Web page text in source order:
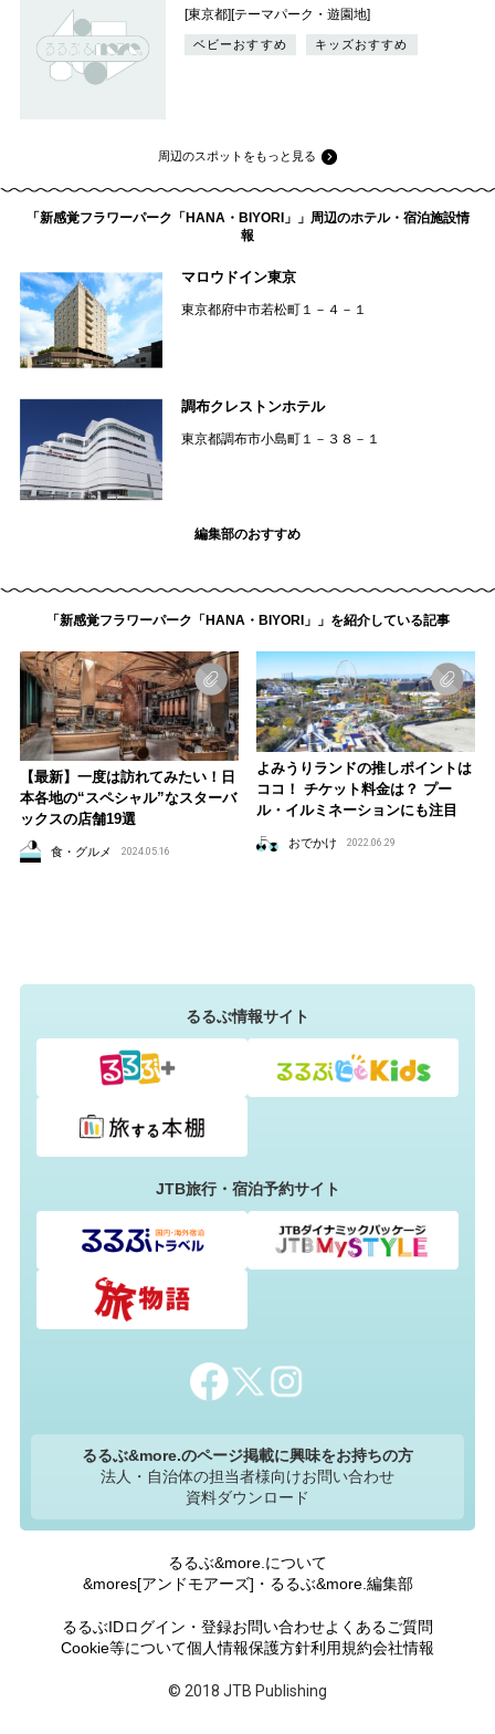
[東京都][テーマパーク・遊園地]
ベビーおすすめ キッズおすすめ
周辺のスポットをもっと見る
「新感覚フラワーパーク「HANA・BIYORI」」周辺のホテル・宿泊施設情
報
マロウドイン東京
東京都府中市若松町１－４－１
調布クレストンホテル
東京都調布市小島町１－３８－１
編集部のおすすめ
「新感覚フラワーパーク「HANA・BIYORI」」を紹介している記事
【最新】一度は訪れてみたい！日
本各地の“スペシャル”なスターバ
ックスの店舗19選
食・グルメ 2024.05.16
よみうりランドの推しポイントは
ココ！ チケット料金は？ プー
ル・イルミネーションにも注目
おでかけ 2022.06.29
るるぶ情報サイト
JTB旅行・宿泊予約サイト
るるぶ&more.のページ掲載に興味をお持ちの方
法人・自治体の担当者様向けお問い合わせ
資料ダウンロード
るるぶ&more.について
&mores[アンドモアーズ]・るるぶ&more.編集部
るるぶIDログイン・登録お問い合わせよくあるご質問
Cookie等について個人情報保護方針利用規約会社情報
© 2018 JTB Publishing